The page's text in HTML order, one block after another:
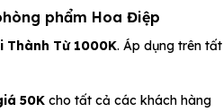
phẩm Hoa Điệp
Thành Từ 1000K. Áp dụng trên tất
50K cho tất cả các khách hàng